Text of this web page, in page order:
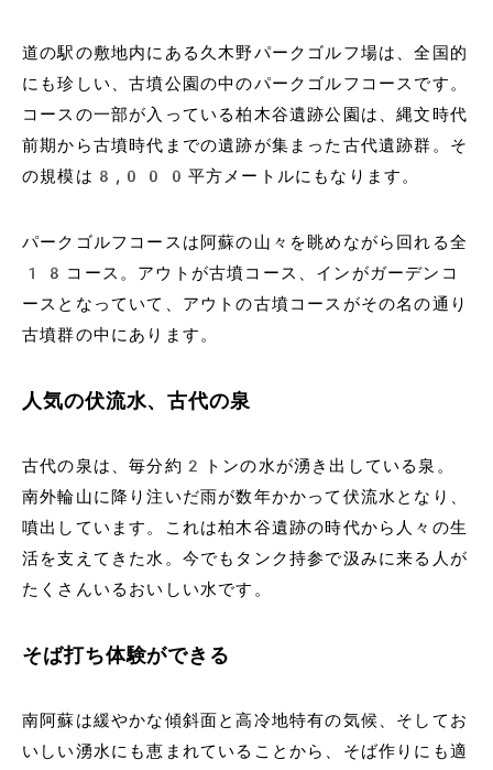
道の駅の敷地内にある久木野パークゴルフ場は、全国的
にも珍しい、古墳公園の中のパークゴルフコースです。
コースの一部が入っている柏木谷遺跡公園は、縄文時代
前期から古墳時代までの遺跡が集まった古代遺跡群。そ
の規模は8,000平方メートルにもなります。
パークゴルフコースは阿蘇の山々を眺めながら回れる全
18コース。アウトが古墳コース、インがガーデンコ
ースとなっていて、アウトの古墳コースがその名の通り
古墳群の中にあります。
人気の伏流水、古代の泉
古代の泉は、毎分約2トンの水が湧き出している泉。
南外輪山に降り注いだ雨が数年かかって伏流水となり、
噴出しています。これは柏木谷遺跡の時代から人々の生
活を支えてきた水。今でもタンク持参で汲みに来る人が
たくさんいるおいしい水です。
そば打ち体験ができる
南阿蘇は緩やかな傾斜面と高冷地特有の気候、そしてお
いしい湧水にも恵まれていることから、そば作りにも適